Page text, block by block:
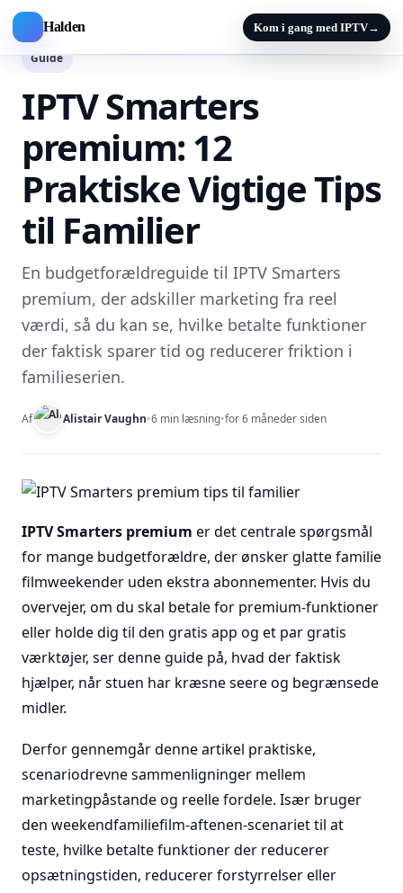
Halden Kom i gang med IPTV→
Guide
IPTV Smarters
premium: 12
Praktiske Vigtige Tips
til Familier
En budgetforældreguide til IPTV Smarters
premium, der adskiller marketing fra reel
værdi, så du kan se, hvilke betalte funktioner
der faktisk sparer tid og reducerer friktion i
familieserien.
Af Alistair Vaughn•6 min læsning•for 6 måneder siden
IPTV Smarters premium er det centrale spørgsmål
for mange budgetforældre, der ønsker glatte familie
filmweekender uden ekstra abonnementer. Hvis du
overvejer, om du skal betale for premium-funktioner
eller holde dig til den gratis app og et par gratis
værktøjer, ser denne guide på, hvad der faktisk
hjælper, når stuen har kræsne seere og begrænsede
midler.
Derfor gennemgår denne artikel praktiske,
scenariodrevne sammenligninger mellem
marketingpåstande og reelle fordele. Især bruger
den weekendfamiliefilm-aftenen-scenariet til at
teste, hvilke betalte funktioner der reducerer
opsætningstiden, reducerer forstyrrelser eller